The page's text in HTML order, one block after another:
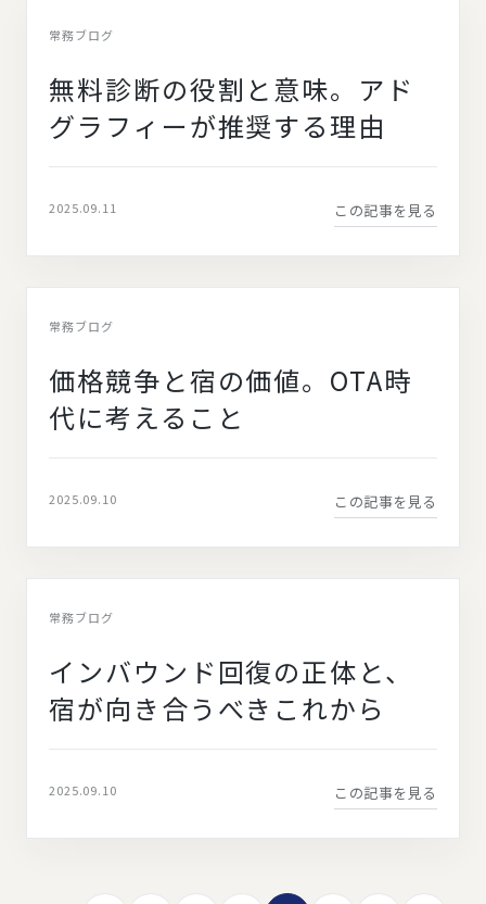
常務ブログ
無料診断の役割と意味。アド
グラフィーが推奨する理由
2025.09.11 この記事を見る
常務ブログ
価格競争と宿の価値。OTA時
代に考えること
2025.09.10 この記事を見る
常務ブログ
インバウンド回復の正体と、
宿が向き合うべきこれから
2025.09.10 この記事を見る